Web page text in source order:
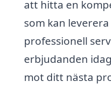
att hitta en
som kan
professionell
erbjudanden
mot ditt nästa